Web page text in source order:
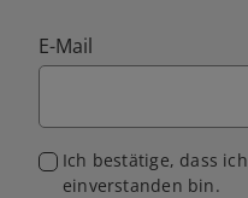
E-Mail
Ich bestätige, dass
einverstanden bin.